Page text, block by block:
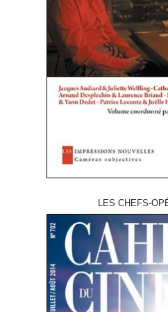
LES CHEFS-